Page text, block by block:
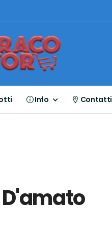
Info Contatti